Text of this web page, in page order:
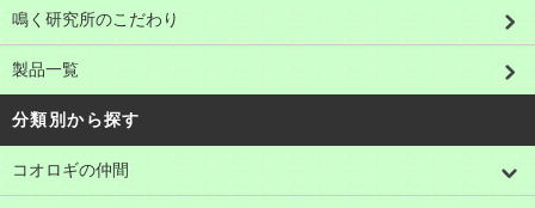
鳴く研究所のこだわり
製品一覧
分類別から探す
コオロギの仲間